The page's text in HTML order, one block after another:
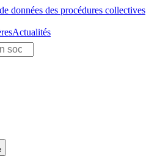
données des procédures collectives
Actualités